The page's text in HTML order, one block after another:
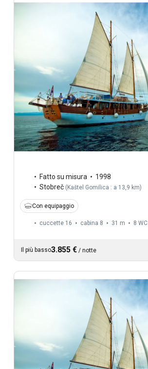
Fatto su misura
1998
Stobreč (Kaštel Gomilica : a 13,9 km)
Con equipaggio
cuccette 16 cabina 8 31 m 8 WC
Il più basso3.855 € / notte